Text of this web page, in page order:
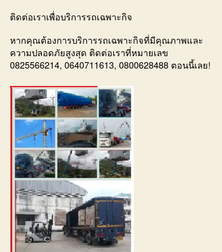
ติดต่อเราเพื่อบริการรถเฉพาะกิจ
หากคุณต้องการบริการรถเฉพาะกิจที่มีคุณภาพและ
ความปลอดภัยสูงสุด ติดต่อเราที่หมายเลข
0825566214, 0640711613, 0800628488 ตอนนี้เลย!